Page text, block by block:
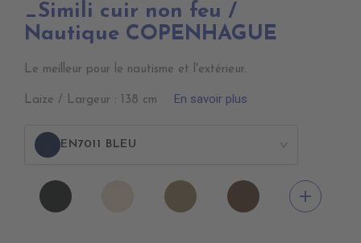
_Simili cuir non feu /
Nautique COPENHAGUE
Le meilleur pour le nautisme et l'extérieur.
Laize / Largeur : 138 cm En savoir plus
EN7011 BLEU >
EN7005
VERT
EN7001
CREME
EN7002
BEIGE
EN7003
BRUN
add